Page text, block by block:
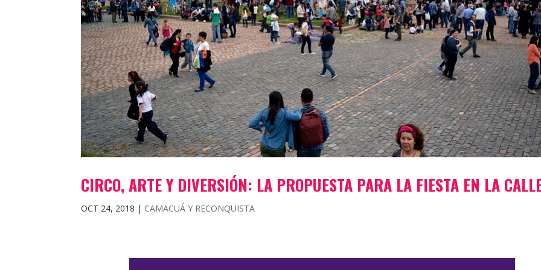
CIRCO, ARTE Y DIVERSIÓN: LA PROPUESTA PARA LA FIESTA EN LA
OCT 24, 2018 | CAMACUÁ Y RECONQUISTA